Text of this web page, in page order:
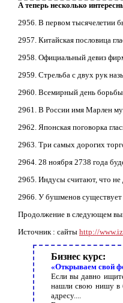
А теперь несколько
2956. В первом тысячелетии
2957. Китайская пословица
2958. Официальный девиз
2959. Стрельба с двух рук
2960. Всемирный день
2961. В России имя Марлен
2962. Японская поговорка
2963. Три самых дорогих
2964. 28 ноября 2738 года
2965. Индусы считают, что не
2966. У бушменов существует
Продолжение в следующем
Источник : сайты http://
Бизнес курс:
«Открываем свой
Если вы давно
нашли свою нишу в
адресу....